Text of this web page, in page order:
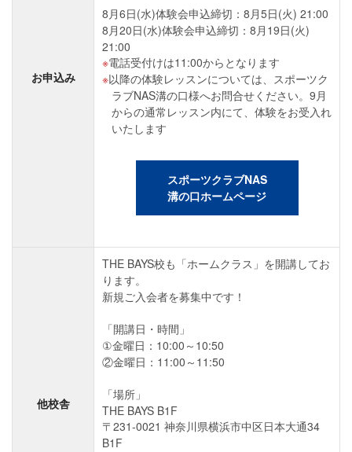
お申込み
8月6日(水)体験会申込締切：8月5日(火) 21:00
8月20日(水)体験会申込締切：8月19日(火)
21:00
電話受付けは11:00からとなります
以降の体験レッスンについては、スポーツク
ラブNAS溝の口様へお問合せください。9月
からの通常レッスン内にて、体験をお受入れ
いたします
スポーツクラブNAS
溝の口ホームページ
他校舎
THE BAYS校も「ホームクラス」を開講してお
ります。
新規ご入会者を募集中です！
「開講日・時間」
①金曜日：10:00～10:50
②金曜日：11:00～11:50
「場所」
THE BAYS B1F
〒231-0021 神奈川県横浜市中区日本大通34
B1F